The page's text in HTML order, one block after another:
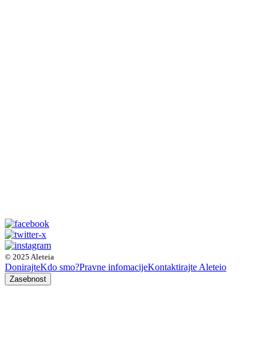
© 2025 Aleteia
DonirajteKdo smo?Pravne infomacijeKontaktirajte Aleteio
Zasebnost